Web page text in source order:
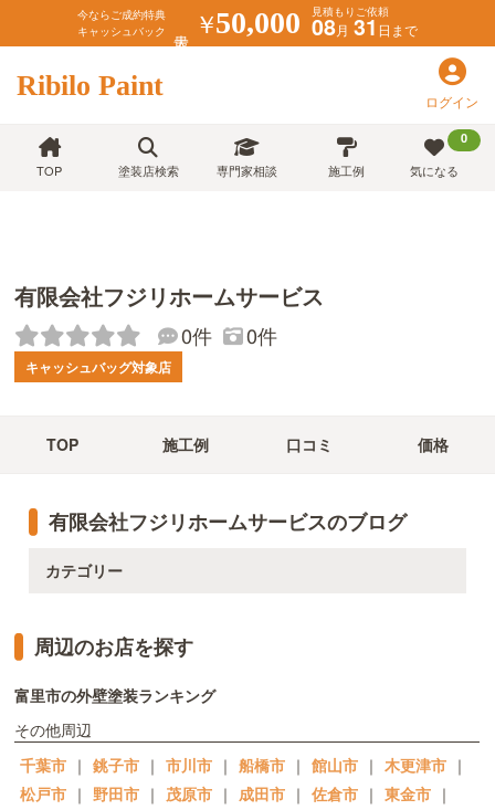
今ならご成約特典
キャッシュバック
￥50,000 見積もりご依頼
08月 31日まで
Ribilo Paint ログイン
TOP 塗装店検索 専門家相談 施工例
0
気になる
有限会社フジリホームサービス
0件 0件
キャッシュバッグ対象店
TOP 施工例 口コミ 価格
有限会社フジリホームサービスのブログ
カテゴリー
周辺のお店を探す
富里市の外壁塗装ランキング
その他周辺
千葉市 ｜ 銚子市 ｜ 市川市 ｜ 船橋市 ｜ 館山市 ｜ 木更津市 ｜
松戸市 ｜ 野田市 ｜ 茂原市 ｜ 成田市 ｜ 佐倉市 ｜ 東金市 ｜